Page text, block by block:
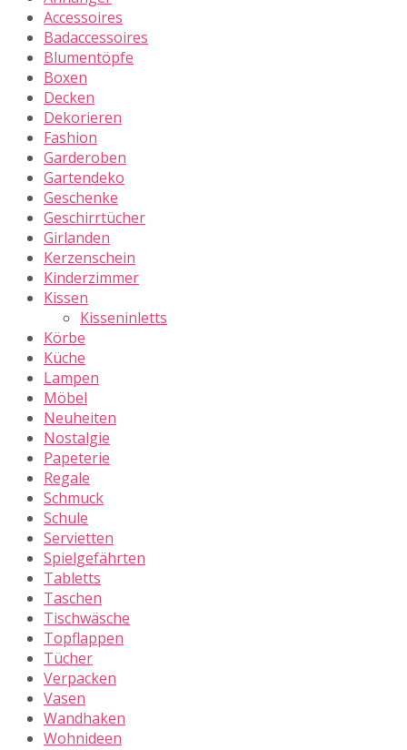
Accessoires
Badaccessoires
Blumentöpfe
Boxen
Decken
Dekorieren
Fashion
Garderoben
Gartendeko
Geschenke
Geschirrtücher
Girlanden
Kerzenschein
Kinderzimmer
Kissen
Kisseninletts
Körbe
Küche
Lampen
Möbel
Neuheiten
Nostalgie
Papeterie
Regale
Schmuck
Schule
Servietten
Spielgefährten
Tabletts
Taschen
Tischwäsche
Topflappen
Tücher
Verpacken
Vasen
Wandhaken
Wohnideen